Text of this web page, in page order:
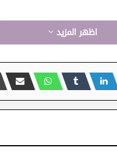
على ضرورة إيجاد حلول
الحراك الثقافي والإبداعي
راكز الفنون الدرامية
اظهر المزيد